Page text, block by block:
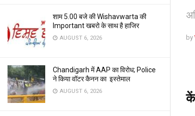
शाम 5.00 बजे की Wishavwarta की
Important खबरो के साथ है हाजिर
AUGUST 6, 2026
Chandigarh में AAP का विरोध; Police
ने किया वॉटर कैनन का इस्तेमाल
AUGUST 6, 2026
by